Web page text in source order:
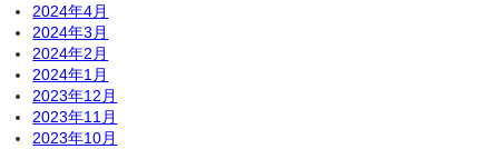
2024年4月
2024年3月
2024年2月
2024年1月
2023年12月
2023年11月
2023年10月